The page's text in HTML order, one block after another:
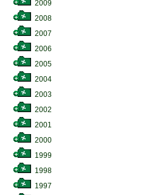
2009
2008
2007
2006
2005
2004
2003
2002
2001
2000
1999
1998
1997